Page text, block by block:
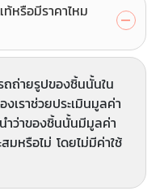
หรือมีราคาไหม
ถ่ายรูปของชิ้นนั้นใน
เราช่วยประเมินมูลค่า
ำว่าของชิ้นนั้นมีมูลค่า
หรือไม่ โดยไม่มีค่าใช้